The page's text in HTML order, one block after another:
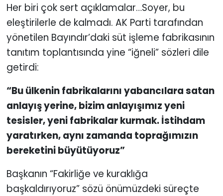
Her biri çok sert açıklamalar…Soyer, bu
eleştirilerle de kalmadı. AK Parti tarafından
yönetilen Bayındır’daki süt işleme fabrikasının
tanıtım toplantısında yine “iğneli” sözleri dile
getirdi:
“Bu ülkenin fabrikalarını yabancılara satan
anlayış yerine, bizim anlayışımız yeni
tesisler, yeni fabrikalar kurmak. İstihdam
yaratırken, aynı zamanda toprağımızın
bereketini büyütüyoruz”
Başkanın “Fakirliğe ve kuraklığa
başkaldırıyoruz” sözü önümüzdeki süreçte